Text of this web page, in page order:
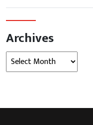
Archives
Archives